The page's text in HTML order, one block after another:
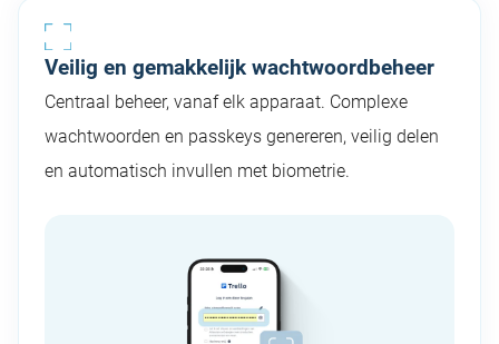
Veilig en gemakkelijk wachtwoordbeheer
Centraal beheer, vanaf elk apparaat. Complexe
wachtwoorden en passkeys genereren, veilig delen
en automatisch invullen met biometrie.